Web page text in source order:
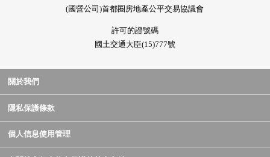
(國營公司)首都圈房地產公平交易協議會
許可的證號碼
國土交通大臣(15)777號
關於我們
隱私保護條款
個人信息使用管理